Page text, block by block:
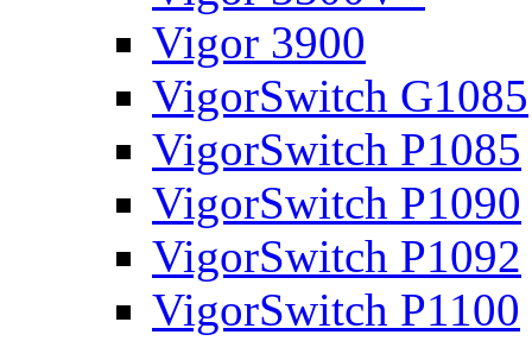
Vigor 3900
VigorSwitch G1085
VigorSwitch P1085
VigorSwitch P1090
VigorSwitch P1092
VigorSwitch P1100